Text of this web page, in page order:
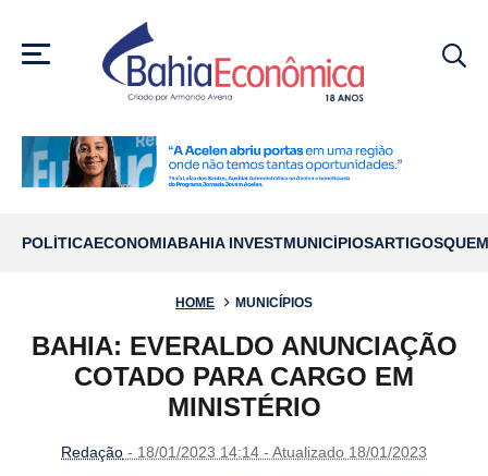
MENU
POLÍTICAECONOMIABAHIA INVESTMUNICÍPIOSARTIGOS
HOME MUNICÍPIOS
BAHIA: EVERALDO ANUNCIAÇÃO
COTADO PARA CARGO EM
MINISTÉRIO
Redação - 18/01/2023 14:14 - Atualizado 18/01/2023